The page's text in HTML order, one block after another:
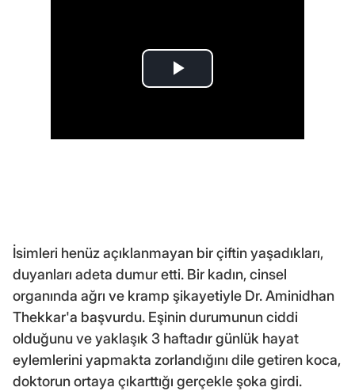
İsimleri henüz açıklanmayan bir çiftin yaşadıkları,
duyanları adeta dumur etti. Bir kadın, cinsel
organında ağrı ve kramp şikayetiyle Dr. Aminidhan
Thekkar'a başvurdu. Eşinin durumunun ciddi
olduğunu ve yaklaşık 3 haftadır günlük hayat
eylemlerini yapmakta zorlandığını dile getiren koca,
doktorun ortaya çıkarttığı gerçekle şoka girdi.